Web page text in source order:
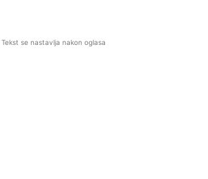
Tekst se nastavlja nakon oglasa